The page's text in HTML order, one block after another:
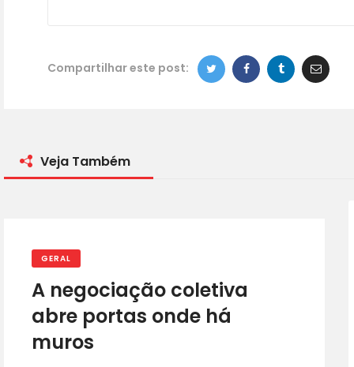
Compartilhar este post:
Veja Também
GERAL
A negociação coletiva
abre portas onde há
muros